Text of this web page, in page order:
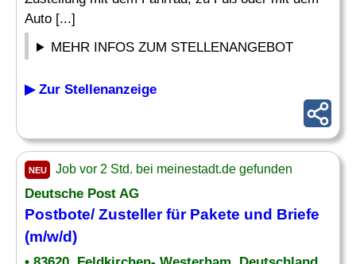
Auto [...]
MEHR INFOS ZUM STELLENANGEBOT
▶ Zur Stellenanzeige
NEU Job vor 2 Std. bei meinestadt.de gefunden
Deutsche Post AG
Postbote/ Zustellerfür Pakete und Briefe
(m/w/d)